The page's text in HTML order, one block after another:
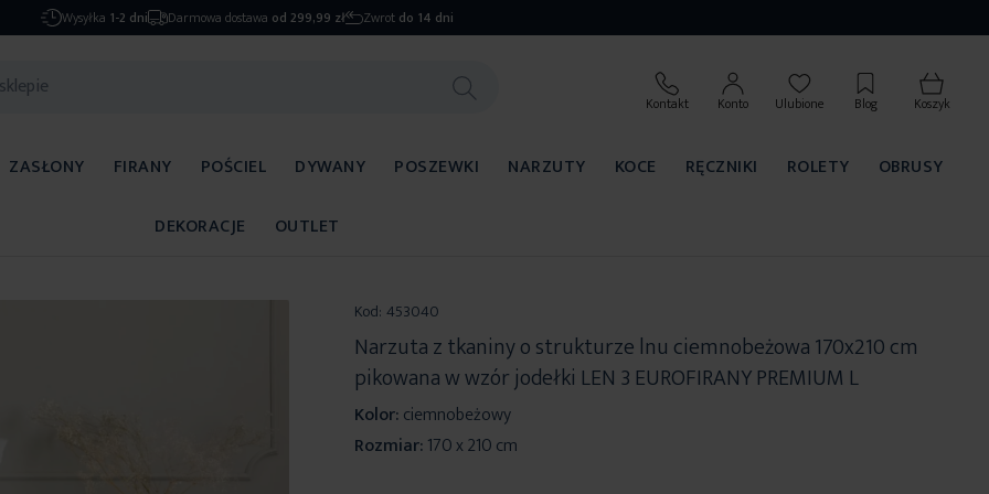
Wysyłka 1-2 dni Darmowa dostawa od 299,99 zł Zwrot do 14 dni
Kontakt Konto Ulubione Blog Koszyk
ZASŁONY FIRANY POŚCIEL DYWANY POSZEWKI NARZUTY KOCE RĘCZNIKI ROLETY
OBRUSY
DEKORACJE
OUTLET
Kod: 453040
Narzuta z tkaniny o strukturze lnu ciemnobeżowa 170x210 cm
pikowana w wzór jodełki LEN 3 EUROFIRANY PREMIUM L
Kolor:ciemnobeżowy
Rozmiar:170 x 210 cm